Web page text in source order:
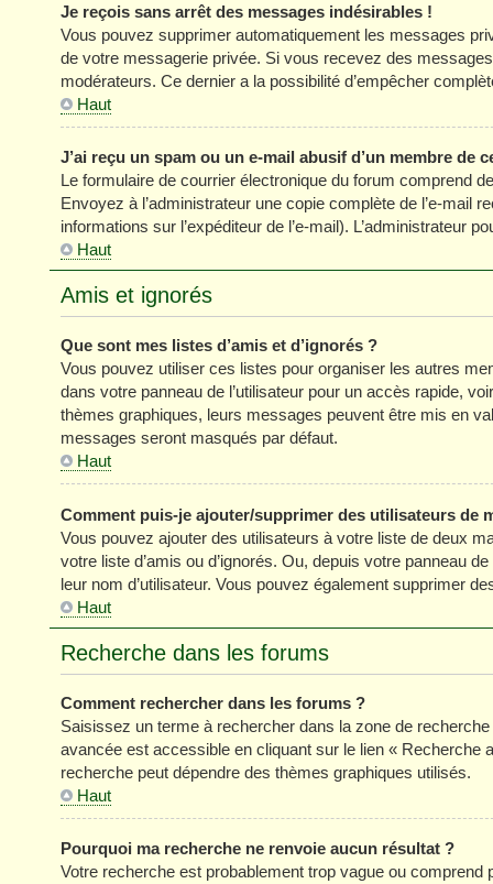
Je reçois sans arrêt des messages indésirables !
Vous pouvez supprimer automatiquement les messages
de votre messagerie privée. Si vous recevez des
modérateurs. Ce dernier a la possibilité d’empêcher
Haut
J’ai reçu un spam ou un e-mail abusif d’un membre de
Le formulaire de courrier électronique du forum comprend
Envoyez à l’administrateur une copie complète de l’e-mail
informations sur l’expéditeur de l’e-mail). L’administrateur
Haut
Amis et ignorés
Que sont mes listes d’amis et d’ignorés ?
Vous pouvez utiliser ces listes pour organiser les autres
dans votre panneau de l’utilisateur pour un accès rapide,
thèmes graphiques, leurs messages peuvent être mis en
messages seront masqués par défaut.
Haut
Comment puis-je ajouter/supprimer des utilisateurs de
Vous pouvez ajouter des utilisateurs à votre liste de deux
votre liste d’amis ou d’ignorés. Ou, depuis votre panneau
leur nom d’utilisateur. Vous pouvez également supprimer
Haut
Recherche dans les forums
Comment rechercher dans les forums ?
Saisissez un terme à rechercher dans la zone de
avancée est accessible en cliquant sur le lien « Recherche
recherche peut dépendre des thèmes graphiques utilisés.
Haut
Pourquoi ma recherche ne renvoie aucun résultat ?
Votre recherche est probablement trop vague ou